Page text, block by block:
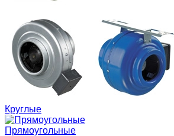
Круглые
Прямоугольные